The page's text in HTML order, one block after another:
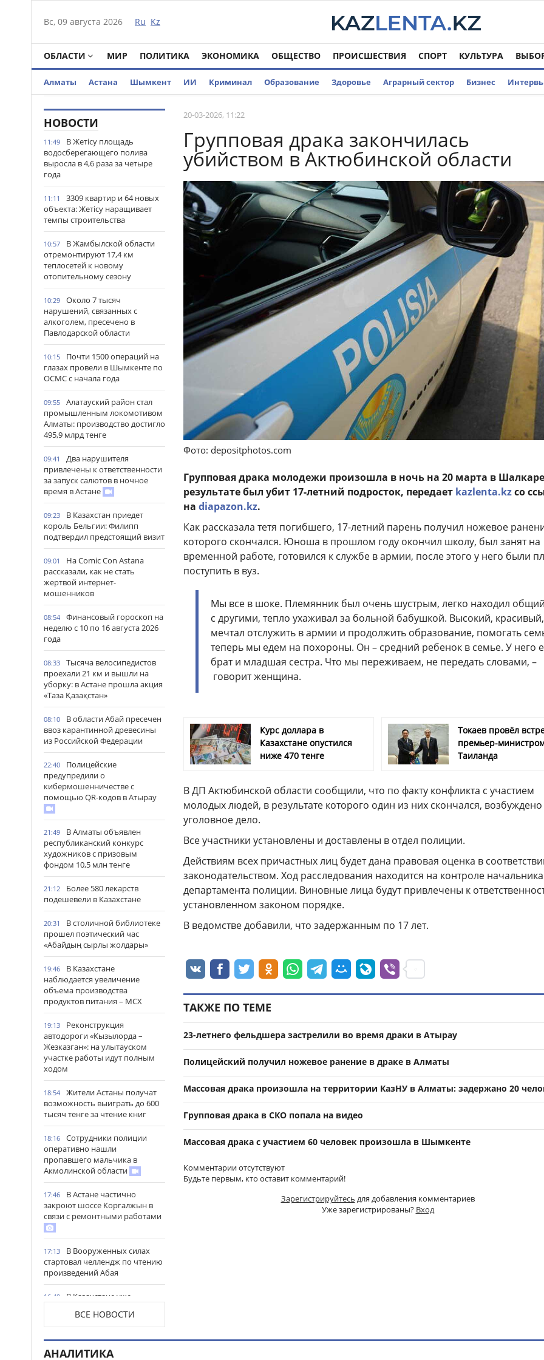
Вс, 09 августа 2026 Ru Kz
ОБЛАСТИ МИР ПОЛИТИКА ЭКОНОМИКА ОБЩЕСТВО ПРОИСШЕСТВИЯ СПОРТ КУЛЬТУРА
Алматы Астана Шымкент ИИ Криминал Образование Здоровье Аграрный сектор Бизнес
НОВОСТИ
11:49
В Жетісу площадь
водосберегающего полива
выросла в 4,6 раза за четыре
года
11:11
3309 квартир и 64 новых
объекта: Жетісу наращивает
темпы строительства
10:57
В Жамбылской области
отремонтируют 17,4 км
теплосетей к новому
отопительному сезону
10:29
Около 7 тысяч
нарушений, связанных с
алкоголем, пресечено в
Павлодарской области
10:15
Почти 1500 операций на
глазах провели в Шымкенте по
ОСМС с начала года
09:55
Алатауский район стал
промышленным локомотивом
Алматы: производство достигло
495,9 млрд тенге
09:41
Два нарушителя
привлечены к ответственности
за запуск салютов в ночное
время в Астане
09:23
В Казахстан приедет
король Бельгии: Филипп
подтвердил предстоящий визит
09:01
На Comic Con Astana
рассказали, как не стать
жертвой интернет-
мошенников
08:54
Финансовый гороскоп на
неделю с 10 по 16 августа 2026
года
08:33
Тысяча велосипедистов
проехали 21 км и вышли на
уборку: в Астане прошла акция
«Таза Қазақстан»
08:10
В области Абай пресечен
ввоз карантинной древесины
из Российской Федерации
22:40
Полицейские
предупредили о
кибермошенничестве с
помощью QR-кодов в Атырау
21:49
В Алматы объявлен
республиканский конкурс
художников с призовым
фондом 10,5 млн тенге
21:12
Более 580 лекарств
подешевели в Казахстане
20:31
В столичной библиотеке
прошел поэтический час
«Абайдың сырлы жолдары»
19:46
В Казахстане
наблюдается увеличение
объема производства
продуктов питания – МСХ
19:13
Реконструкция
автодороги «Кызылорда –
Жезказган»: на улытауском
участке работы идут полным
ходом
18:54
Жители Астаны получат
возможность выиграть до 600
тысяч тенге за чтение книг
18:16
Сотрудники полиции
оперативно нашли
пропавшего мальчика в
Акмолинской области
17:46
В Астане частично
закроют шоссе Коргалжын в
связи с ремонтными работами
17:13
В Вооруженных силах
стартовал челлендж по чтению
произведений Абая
16:49
В Казахстане уже
16:18
В Северо-Казахстанской
области открыли мегаферму с
ВСЕ НОВОСТИ
20-03-2026, 11:22
Групповая драка закончилась
убийством в Актюбинской области
Фото: depositphotos.com
Групповая драка молодежи произошла в ночь на 20 марта в
результате был убит 17-летний подросток, передает kazlenta.kzсо
на diapazon.kz.
Как рассказала тетя погибшего, 17-летний парень получил ножевое
которого скончался. Юноша в прошлом году окончил школу, был занят на
временной работе, готовился к службе в армии, после этого у него были
поступить в вуз.
Мы все в шоке. Племянник был очень шустрым, легко находил
с другими, тепло ухаживал за больной бабушкой. Высокий,
мечтал отслужить в армии и продолжить образование, помогать
теперь мы едем на похороны. Он – средний ребенок в семье. У него
брат и младшая сестра. Что мы переживаем, не передать словами, –
говорит женщина.
Курс доллара в
Казахстане опустился
ниже 470 тенге
Токаев провёл
премьер-
Таиланда
В ДП Актюбинской области сообщили, что по факту конфликта с участием
молодых людей, в результате которого один из них скончался, возбуждено
уголовное дело.
Все участники установлены и доставлены в отдел полиции.
Действиям всех причастных лиц будет дана правовая оценка в
законодательством. Ход расследования находится на контроле начальника
департамента полиции. Виновные лица будут привлечены к
установленном законом порядке.
В ведомстве добавили, что задержанным по 17 лет.
ТАКЖЕ ПО ТЕМЕ
23-летнего фельдшера застрелили во время драки в Атырау
Полицейский получил ножевое ранение в драке в Алматы
Массовая драка произошла на территории КазНУ в Алматы: задержано 20
Групповая драка в СКО попала на видео
Массовая драка с участием 60 человек произошла в Шымкенте
Комментарии отсутствуют
Будьте первым, кто оставит комментарий!
Зарегистрируйтесь для добавления комментариев
Уже зарегистрированы? Вход
АНАЛИТИКА